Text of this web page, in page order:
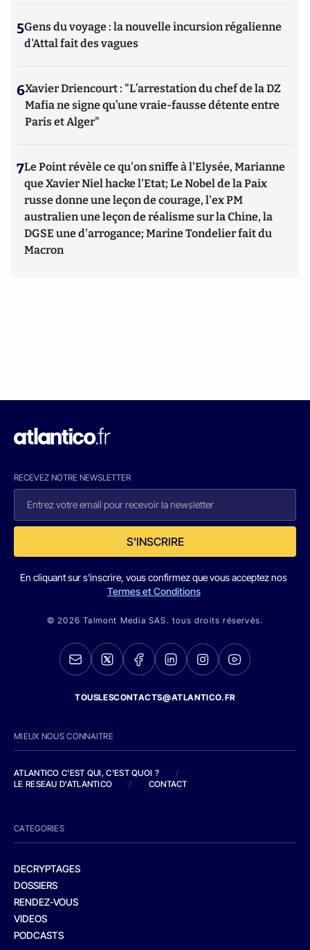
5Gens du voyage : la nouvelle incursion régalienne
d'Attal fait des vagues
6Xavier Driencourt : "L’arrestation du chef de la DZ
Mafia ne signe qu’une vraie-fausse détente entre
Paris et Alger"
7Le Point révèle ce qu'on sniffe à l'Elysée, Marianne
que Xavier Niel hacke l'Etat; Le Nobel de la Paix
russe donne une leçon de courage, l'ex PM
australien une leçon de réalisme sur la Chine, la
DGSE une d'arrogance; Marine Tondelier fait du
Macron
RECEVEZ NOTRE NEWSLETTER
S'INSCRIRE
En cliquant sur s'inscrire, vous confirmez que vous acceptez nos
Termes et Conditions
© 2026 Talmont Media SAS. tous droits réservés.
TOUSLESCONTACTS@ATLANTICO.FR
MIEUX NOUS CONNAITRE
ATLANTICO C'EST QUI, C'EST QUOI ?
/
LE RESEAU D'ATLANTICO
/ CONTACT
CATEGORIES
DECRYPTAGES
DOSSIERS
RENDEZ-VOUS
VIDEOS
PODCASTS